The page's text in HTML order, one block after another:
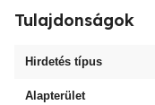
Tulajdonságok
Hirdetés típus
Alapterület